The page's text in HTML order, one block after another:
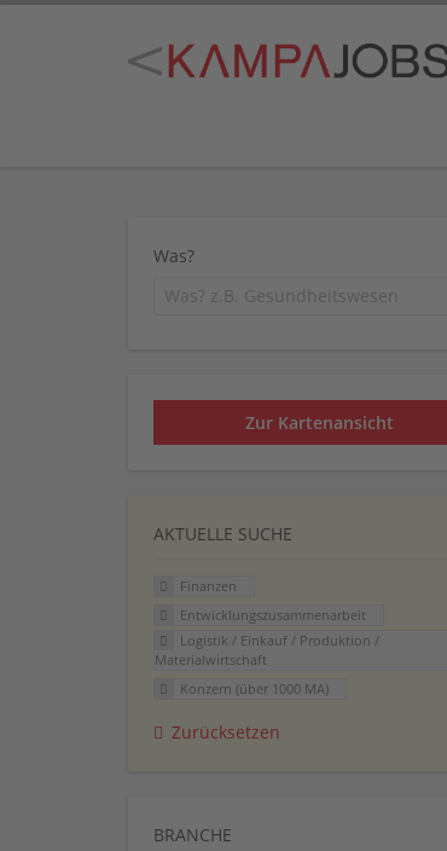
Was?
Zur Kartenansicht
AKTUELLE SUCHE
Finanzen
Entwicklungszusammenarbeit
Logistik / Einkauf / Produktion /
Materialwirtschaft
Konzern (über 1000 MA)
Zurücksetzen
BRANCHE